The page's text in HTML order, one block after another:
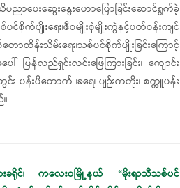
ပေးဆွေးနွေးဟောပြောခြင်းဆောင်ရွက်ခဲ့
က်ပျိုး​ရေး၊ဇီဝမျိုးစုံမျိုးကွဲနှင့်ပတ်ဝန်းကျင်
ထိန်းသိမ်းရေး၊သစ်ပင်စိုက်ပျိုးခြင်း​​ကြောင့်
ပြန်လည်ရှင်းလင်းဖြေကြားခြင်း၊ ကျောင်း
း ပန်းပိတောက် ၊ခရေ၊ ပျဉ်းကတိုး၊ စက္ကူပန်း
ခရိုင်၊ ကလေးဝမြို့နယ် “မိုးရာသီသစ်ပင်